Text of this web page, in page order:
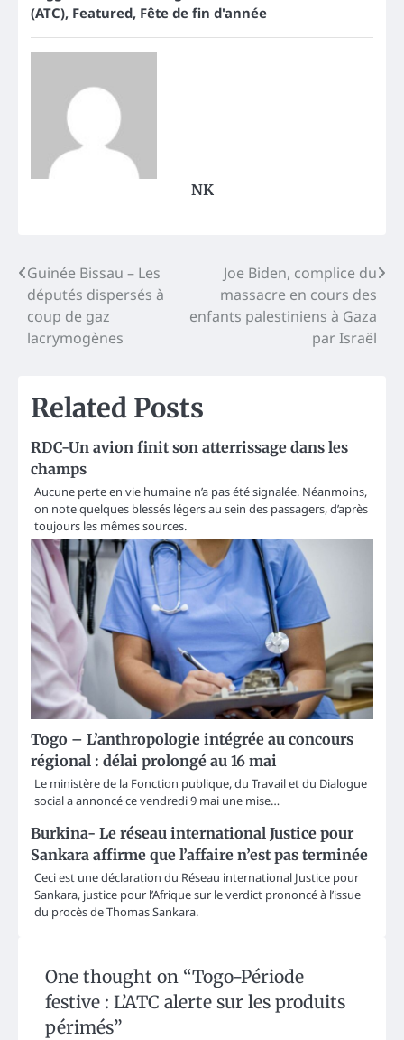
(ATC), Featured, Fête de fin d'année
NK
Post
navigation
Guinée Bissau – Les
députés dispersés à
coup de gaz
lacrymogènes
Joe Biden, complice du
massacre en cours des
enfants palestiniens à Gaza
par Israël
Related Posts
RDC-Un avion finit son atterrissage dans les
champs
Aucune perte en vie humaine n’a pas été signalée. Néanmoins,
on note quelques blessés légers au sein des passagers, d’après
toujours les mêmes sources.
Togo – L’anthropologie intégrée au concours
régional : délai prolongé au 16 mai
Le ministère de la Fonction publique, du Travail et du Dialogue
social a annoncé ce vendredi 9 mai une mise…
Burkina- Le réseau international Justice pour
Sankara affirme que l’affaire n’est pas terminée
Ceci est une déclaration du Réseau international Justice pour
Sankara, justice pour l’Afrique sur le verdict prononcé à l’issue
du procès de Thomas Sankara.
One thought on “Togo-Période
festive : L’ATC alerte sur les produits
périmés”